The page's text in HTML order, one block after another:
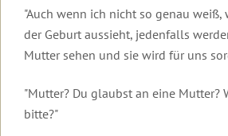
Seminare
Seminare
Was
gibt
dir
und
Sicherheit
in
gestellte
Fragen
Lesbos
Video
Transformationsprozess
Ausbildung
Organisatorische
Daten
Inhalte
Ziele
Daten
und
Einleitung
Begleitende
Anmeldeformulare
und
Broschüren
zu
Seminaren
und
Ausbildungen
deine
Gedanken
und
dein
sich
"Auch wenn ich nicht so genau weiß,
der Geburt aussieht, jedenfalls
Mutter sehen und sie wird für uns
"Mutter? Du glaubst an eine Mutter?
bitte?"